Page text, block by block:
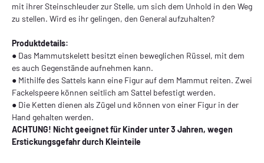
mit ihrer Steinschleuder zur Stelle, um sich dem Unhold in den Weg
zu stellen. Wird es ihr gelingen, den General aufzuhalten?
Produktdetails:
● Das Mammutskelett besitzt einen beweglichen Rüssel, mit dem
es auch Gegenstände aufnehmen kann.
● Mithilfe des Sattels kann eine Figur auf dem Mammut reiten. Zwei
Fackelspeere können seitlich am Sattel befestigt werden.
● Die Ketten dienen als Zügel und können von einer Figur in der
Hand gehalten werden.
ACHTUNG! Nicht geeignet für Kinder unter 3 Jahren, wegen
Erstickungsgefahr durch Kleinteile